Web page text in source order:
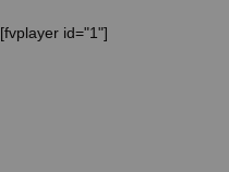
[fvplayer id="1"]